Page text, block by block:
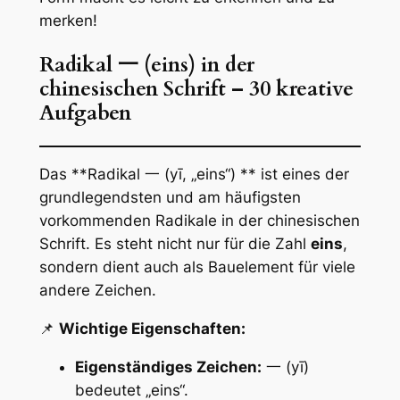
merken!
Radikal 一 (eins) in der
chinesischen Schrift – 30 kreative
Aufgaben
Das **Radikal 一 (yī, „eins“) ** ist eines der
grundlegendsten und am häufigsten
vorkommenden Radikale in der chinesischen
Schrift. Es steht nicht nur für die Zahl eins,
sondern dient auch als Bauelement für viele
andere Zeichen.
📌 Wichtige Eigenschaften:
Eigenständiges Zeichen: 一 (yī)
bedeutet „eins“.